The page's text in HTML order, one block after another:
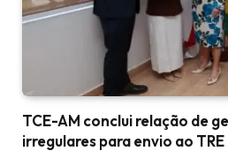
TCE-AM conclui relação de
irregulares para envio ao TRE